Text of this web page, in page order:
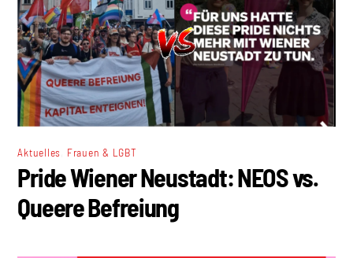
Aktuelles Frauen & LGBT
Pride Wiener Neustadt: NEOS vs.
Queere Befreiung